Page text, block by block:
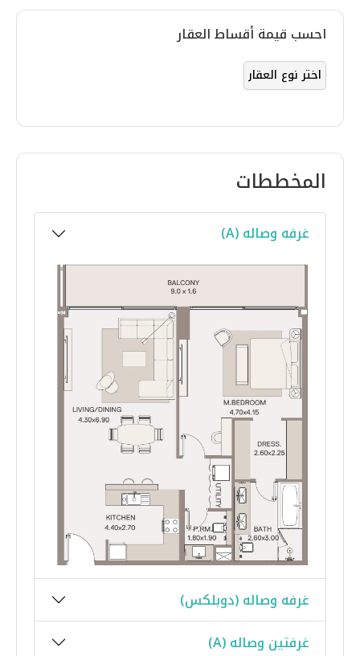
احسب قيمة أقساط العقار
المخططات
غرفه وصاله (A)
غرفه وصاله (دوبلكس)
غرفتين وصاله (A)